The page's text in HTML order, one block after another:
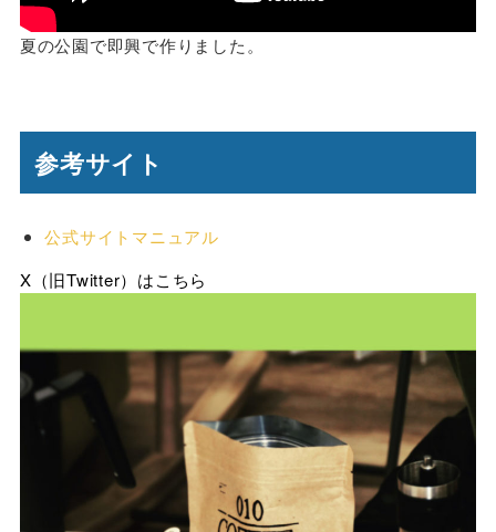
夏の公園で即興で作りました。
参考サイト
公式サイトマニュアル
X（旧Twitter）はこちら